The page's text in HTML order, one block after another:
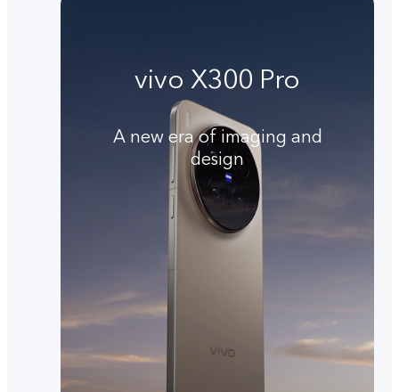
vivo X300 Pro
A new era of imaging and
design